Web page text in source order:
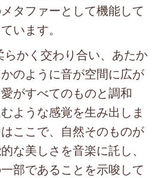
タファーとして機能して
います。
かく交わり合い、あたか
のように音が空間に広が
がすべてのものと調和
ような感覚を生み出しま
ここで、自然そのものが
な美しさを音楽に託し、
部であることを示唆して